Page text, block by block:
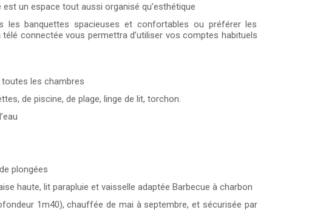
un espace tout aussi organisé qu’esthétique
les banquettes spacieuses et confortables ou préférer les
connectée vous permettra d’utiliser vos comptes habituels
toutes les chambres
de piscine, de plage, linge de lit, torchon.
plongées
haute, lit parapluie et vaisselle adaptée Barbecue à charbon
1m40), chauffée de mai à septembre, et sécurisée par